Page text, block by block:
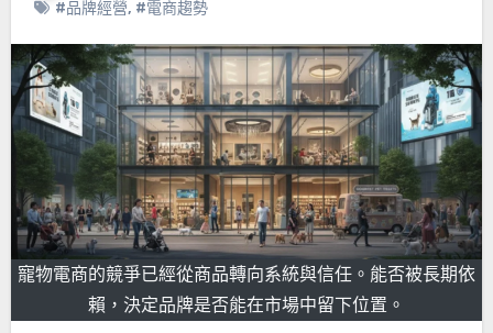
#品牌經營, #電商趨勢
寵物電商的競爭已經從商品轉向系統與信任。能否被長期依
賴，決定品牌是否能在市場中留下位置。